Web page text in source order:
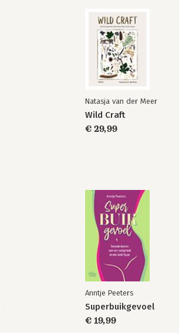
Natasja van der Meer
Wild Craft
€ 29,99
Anntje Peeters
Superbuikgevoel
€ 19,99